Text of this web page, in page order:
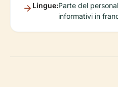
Lingue:Parte del
informativi in